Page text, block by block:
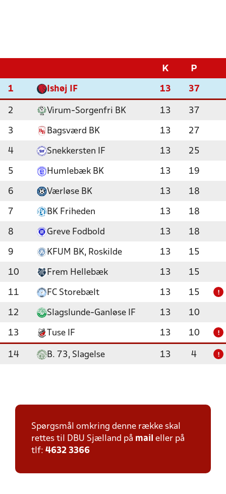
K P
1 Ishøj IF 13 37
2 Virum-Sorgenfri BK 13 37
3 Bagsværd BK 13 27
4 Snekkersten IF 13 25
5 Humlebæk BK 13 19
6 Værløse BK 13 18
7 BK Friheden 13 18
8 Greve Fodbold 13 18
9 KFUM BK, Roskilde 13 15
10 Frem Hellebæk 13 15
11 FC Storebælt 13 15 !
12 Slagslunde-Ganløse IF 13 10
13 Tuse IF 13 10 !
14 B. 73, Slagelse 13 4 !
Spørgsmål omkring denne række skal
rettes til DBU Sjælland på mail eller på
tlf: 4632 3366